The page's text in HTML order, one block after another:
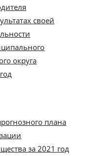
своей
округа
плана
за 2021 год